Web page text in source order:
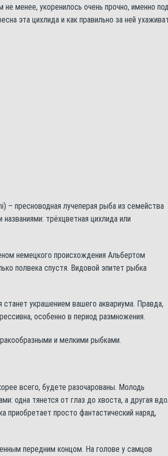
менее, укоренилось очень прочно, именно
эта цихлида и как правильно за ней
– пресноводная лучеперая рыба из семейства
трёхцветная цихлида или
немецкого происхождения Альбертом
полвека спустя. Видовой эпитет рыбка
станет украшением вашего аквариума. Правда,
особенно в период размножения.
и мелкими рыбками.
всего, будете разочарованы. Молодь
одна тянется от глаз до хвоста, а другая
приобретает просто фантастический наряд,
передним концом. На голове у самцов